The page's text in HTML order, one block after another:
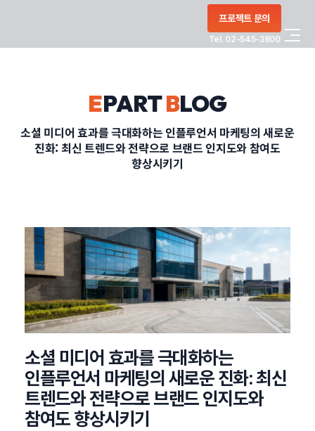
프로젝트 문의
Tel. 02-545-3800
PORTFOLIO
CONTACT
정부지원사업
EPARTBLOG
소셜 미디어 효과를 극대화하는 인플루언서 마케팅의 새로운
진화: 최신 트렌드와 전략으로 브랜드 인지도와 참여도
향상시키기
소셜 미디어 효과를 극대화하는
인플루언서 마케팅의 새로운 진화: 최신
트렌드와 전략으로 브랜드 인지도와
참여도 향상시키기